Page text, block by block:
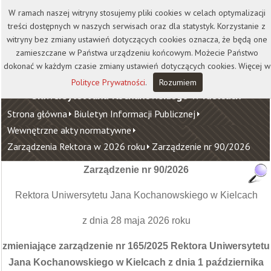
Kontakt Biblioteka
Wydawnictwo
Wirtualna Uczelnia
Uniwersytet Jana Kochanowskiego w Kielcach
Strona główna Biuletyn Informacji Publicznej
Wewnętrzne akty normatywne
Zarządzenia Rektora w 2026 roku Zarządzenie nr 90/2026
Zarządzenie nr 90/2026
Rektora Uniwersytetu Jana Kochanowskiego w Kielcach
z dnia 28 maja 2026 roku
zmieniające zarządzenie nr 165/2025 Rektora Uniwersytetu
Jana Kochanowskiego w Kielcach z dnia 1 października
W ramach naszej witryny stosujemy pliki cookies w celach optymalizacji
treści dostępnych w naszych serwisach oraz dla statystyk. Korzystanie z
witryny bez zmiany ustawień dotyczących cookies oznacza, że będą one
zamieszczane w Państwa urządzeniu końcowym. Możecie Państwo
dokonać w każdym czasie zmiany ustawień dotyczących cookies. Więcej w
Polityce Prywatności. Rozumiem